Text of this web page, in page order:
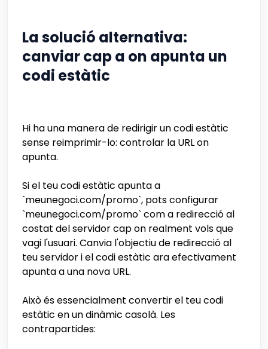
La solució alternativa:
canviar cap a on apunta un
codi estàtic
Hi ha una manera de redirigir un codi estàtic
sense reimprimir-lo: controlar la URL on
apunta.
Si el teu codi estàtic apunta a
`meunegoci.com/promo`, pots configurar
`meunegoci.com/promo` com a redirecció al
costat del servidor cap on realment vols que
vagi l'usuari. Canvia l'objectiu de redirecció al
teu servidor i el codi estàtic ara efectivament
apunta a una nova URL.
Això és essencialment convertir el teu codi
estàtic en un dinàmic casolà. Les
contrapartides: